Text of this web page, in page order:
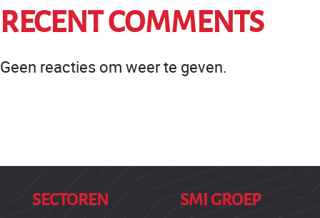
RECENT COMMENTS
Geen reacties om weer te geven.
SECTOREN SMI GROEP